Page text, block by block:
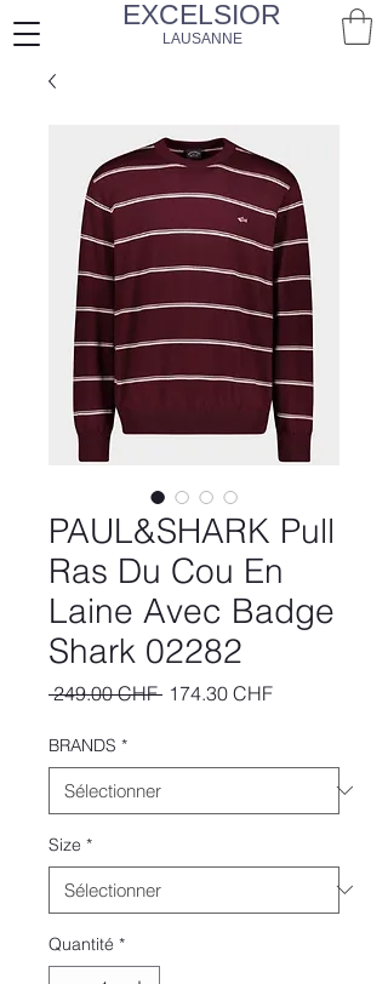
EXCELSIOR
LAUSANNE
PAUL&SHARK Pull
Ras Du Cou En
Laine Avec Badge
Shark 02282
249.00 CHF Prix
174.30 CHFPrix
BRANDS *
Size *
Quantité *